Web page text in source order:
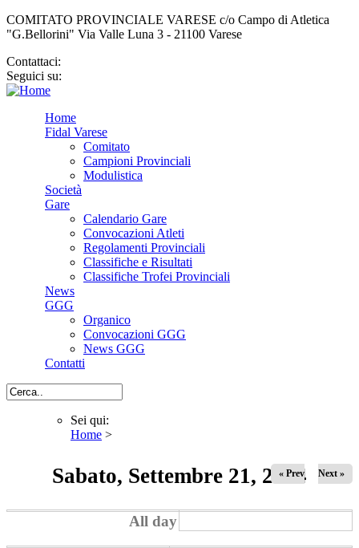
COMITATO PROVINCIALE VARESE c/o Campo di Atletica
"G.Bellorini" Via Valle Luna 3 - 21100 Varese
Contattaci:
Seguici su:
Home
Fidal Varese
Comitato
Campioni Provinciali
Modulistica
Società
Gare
Calendario Gare
Convocazioni Atleti
Regolamenti Provinciali
Classifiche e Risultati
Classifiche Trofei Provinciali
News
GGG
Organico
Convocazioni GGG
News GGG
Contatti
Cerca
Sei qui
Sei qui:
Home >
Sabato, Settembre 21, 2024
« Prev Next »
All day